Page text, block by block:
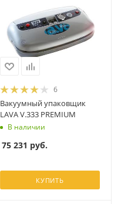
6
Вакуумный упаковщик
LAVA V.333 PREMIUM
В наличии
75 231 руб.
КУПИТЬ